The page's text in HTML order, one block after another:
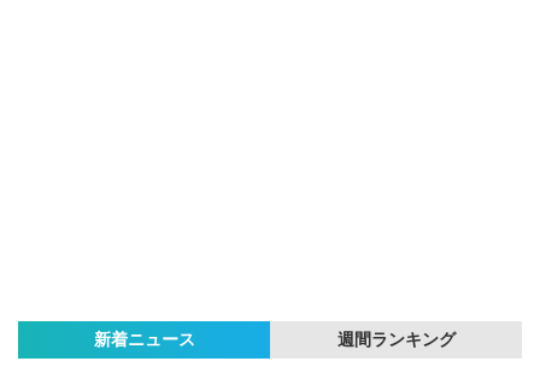
新着ニュース 週間ランキング